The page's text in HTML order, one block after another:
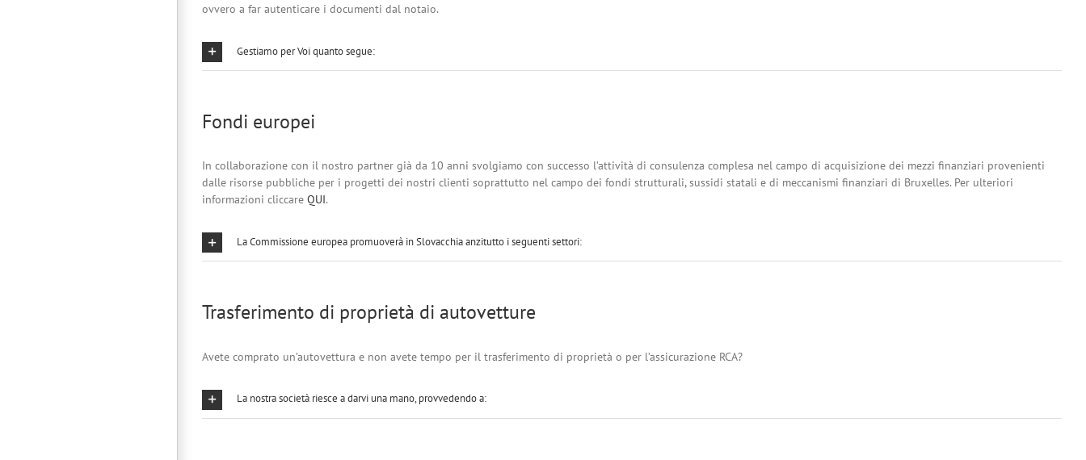
ovvero a far autenticare i documenti dal notaio.
Gestiamo per Voi quanto segue:
Fondi europei
In collaborazione con il nostro partner già da 10 anni svolgiamo con successo l’attività di consulenza complesa nel campo di acquisizione dei mezzi finanziari provenienti
dalle risorse pubbliche per i progetti dei nostri clienti soprattutto nel campo dei fondi strutturali, sussidi statali e di meccanismi finanziari di Bruxelles. Per ulteriori
informazioni cliccare QUI.
La Commissione europea promuoverà in Slovacchia anzitutto i seguenti settori:
Trasferimento di proprietà di autovetture
Avete comprato un’autovettura e non avete tempo per il trasferimento di proprietà o per l’assicurazione RCA?
La nostra società riesce a darvi una mano, provvedendo a: